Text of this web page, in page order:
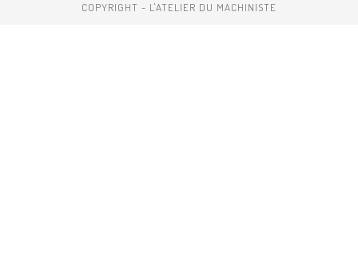
COPYRIGHT - L'ATELIER DU MACHINISTE